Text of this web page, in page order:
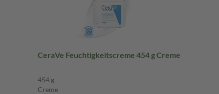
CeraVe Feuchtigkeitscreme 454 g Creme
454 g
Creme